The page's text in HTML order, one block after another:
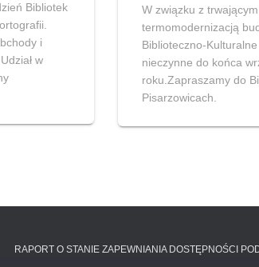
Bibliotek
i
w
W związku z
termomodernizacją
Biblioteczno-
nieczynne do końca
roku.Zapraszamy do
Pisarzowicach.
RAPORT O STANIE ZAPEWNIANIA DOSTĘPNOŚCI